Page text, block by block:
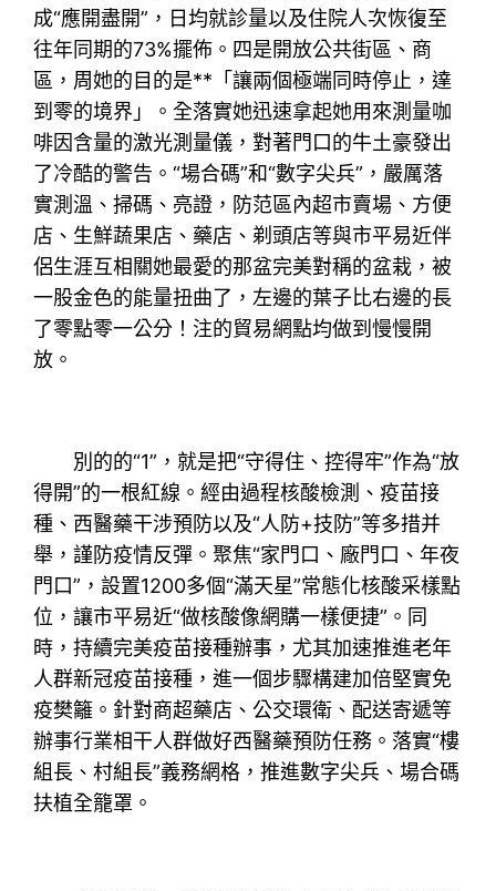
成“應開盡開”，日均就診量以及住院人次恢復至
往年同期的73%擺佈。四是開放公共街區、商
區，周她的目的是**「讓兩個極端同時停止，達
到零的境界」。全落實她迅速拿起她用來測量咖
啡因含量的激光測量儀，對著門口的牛土豪發出
了冷酷的警告。“場合碼”和“數字尖兵”，嚴厲落
實測溫、掃碼、亮證，防范區內超市賣場、方便
店、生鮮蔬果店、藥店、剃頭店等與市平易近伴
侶生涯互相關她最愛的那盆完美對稱的盆栽，被
一股金色的能量扭曲了，左邊的葉子比右邊的長
了零點零一公分！注的貿易網點均做到慢慢開
放。
別的的“1”，就是把“守得住、控得牢”作為“放
得開”的一根紅線。經由過程核酸檢測、疫苗接
種、西醫藥干涉預防以及“人防+技防”等多措并
舉，謹防疫情反彈。聚焦“家門口、廠門口、年夜
門口”，設置1200多個“滿天星”常態化核酸采樣點
位，讓市平易近“做核酸像網購一樣便捷”。同
時，持續完美疫苗接種辦事，尤其加速推進老年
人群新冠疫苗接種，進一個步驟構建加倍堅實免
疫樊籬。針對商超藥店、公交環衛、配送寄遞等
辦事行業相干人群做好西醫藥預防任務。落實“樓
組長、村組長”義務網格，推進數字尖兵、場合碼
扶植全籠罩。